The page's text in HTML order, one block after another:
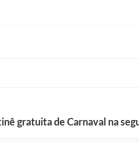
gratuita de Carnaval na